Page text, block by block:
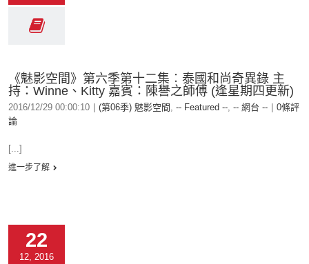
《魅影空間》第六季第十二集︰泰國和尚奇異錄 主
持：Winne、Kitty 嘉賓：陳譽之師傅 (逢星期四更新)
2016/12/29 00:00:10 (第06季) 魅影空間 , -- Featured --, -- 網台 --
0條評
論
[...]
進一步了解
22
12, 2016